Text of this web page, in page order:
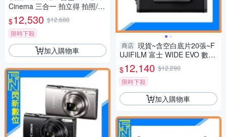
Cinema 三合一 拍立得 拍照/影
片/列印(公司貨)
$12,530 $12,680
限時下殺
加入購物車 商店 現貨~含空白底片20張~F
UJIFILM 富士 WIDE EVO 數位
寬幅 拍立得 相機(公司貨)
$12,140 $12,290
限時下殺
加入購物車